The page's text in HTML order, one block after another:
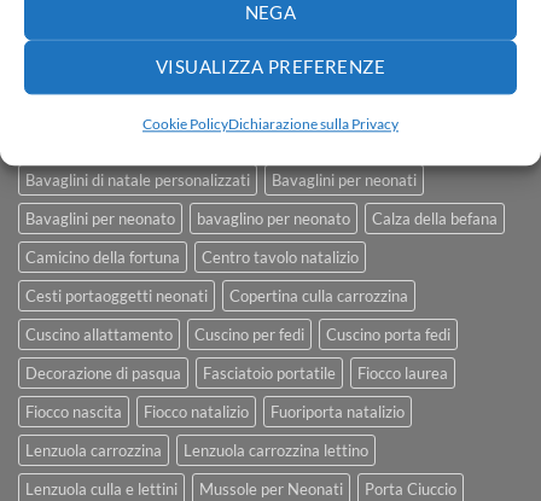
NEGA
VISUALIZZA PREFERENZE
Cookie PolicyDichiarazione sulla Privacy
Bavaglini di natale personalizzati
Bavaglini per neonati
Bavaglini per neonato
bavaglino per neonato
Calza della befana
Camicino della fortuna
Centro tavolo natalizio
Cesti portaoggetti neonati
Copertina culla carrozzina
Cuscino allattamento
Cuscino per fedi
Cuscino porta fedi
Decorazione di pasqua
Fasciatoio portatile
Fiocco laurea
Fiocco nascita
Fiocco natalizio
Fuoriporta natalizio
Lenzuola carrozzina
Lenzuola carrozzina lettino
Lenzuola culla e lettini
Mussole per Neonati
Porta Ciuccio